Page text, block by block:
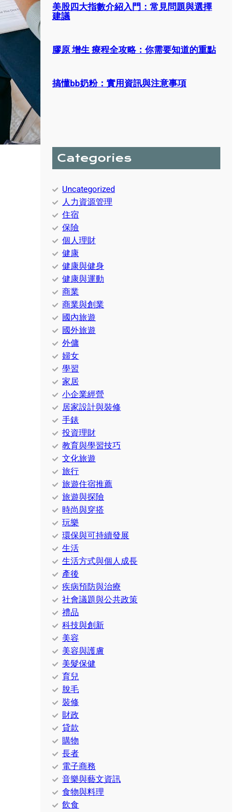
美股四大指數介紹入門：常見問題與選擇
建議
膠原 增生 療程全攻略：你需要知道的重點
搞懂bb奶粉：實用資訊與注意事項
Categories
Uncategorized
人力資源管理
住宿
保險
個人理財
健康
健康與健身
健康與運動
商業
商業與創業
國內旅遊
國外旅遊
外傭
婦女
學習
家居
小企業經營
居家設計與裝修
手錶
投資理財
教育與學習技巧
文化旅遊
旅行
旅遊住宿推薦
旅遊與探險
時尚與穿搭
玩樂
環保與可持續發展
生活
生活方式與個人成長
產後
疾病預防與治療
社會議題與公共政策
禮品
科技與創新
美容
美容與護膚
美髮保健
育兒
脫毛
裝修
財政
貸款
購物
長者
電子商務
音樂與藝文資訊
食物與料理
飲食